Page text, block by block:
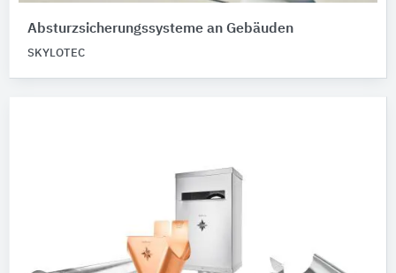
Absturzsicherungssysteme an Gebäuden
SKYLOTEC